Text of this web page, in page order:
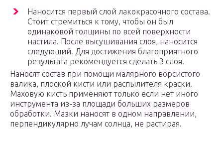
Наносится первый слой лакокрасочного состава.
Стоит стремиться к тому, чтобы он был
одинаковой толщины по всей поверхности
настила. После высушивания слоя, наносится
следующий. Для достижения благоприятного
результата рекомендуется сделать 3 слоя.
Наносят состав при помощи малярного ворсистого
валика, плоской кисти или распылителя краски.
Маховую кисть применяют только если нет иного
инструмента из-за площади больших размеров
обработки. Мазки наносят в одном направлении,
перпендикулярно лучам солнца, не растирая.